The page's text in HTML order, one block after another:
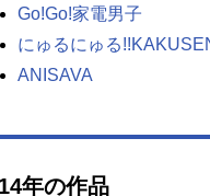
Go!Go!家電男子
にゅるにゅる
ANISAVA
年の作品